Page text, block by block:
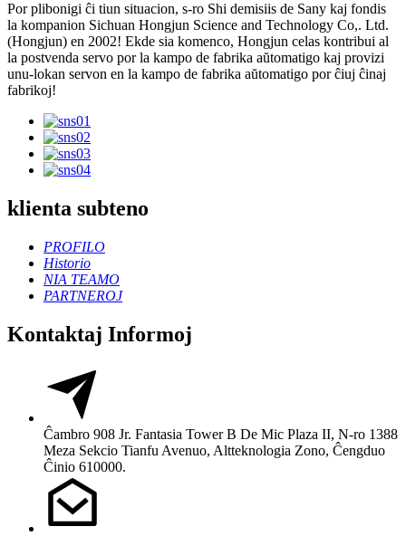
Por plibonigi ĉi tiun situacion, s-ro Shi demisiis de Sany kaj fondis
la kompanion Sichuan Hongjun Science and Technology Co,. Ltd.
(Hongjun) en 2002! Ekde sia komenco, Hongjun celas kontribui al
la postvenda servo por la kampo de fabrika aŭtomatigo kaj provizi
unu-lokan servon en la kampo de fabrika aŭtomatigo por ĉiuj ĉinaj
fabrikoj!
klienta subteno
PROFILO
Historio
NIA TEAMO
PARTNEROJ
Kontaktaj Informoj
Ĉambro 908 Jr. Fantasia Tower B De Mic Plaza II, N-ro 1388
Meza Sekcio Tianfu Avenuo, Altteknologia Zono, Ĉengduo
Ĉinio 610000.